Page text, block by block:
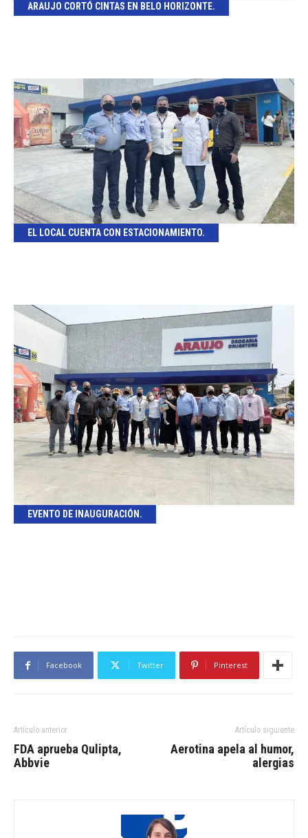
ARAUJO CORTÓ CINTAS EN BELO HORIZONTE.
EL LOCAL CUENTA CON ESTACIONAMIENTO.
EVENTO DE INAUGURACIÓN.
Facebook Twitter Pinterest
Artículo anterior
FDA aprueba Qulipta,
Abbvie
Artículo siguiente
Aerotina apela al humor,
alergias